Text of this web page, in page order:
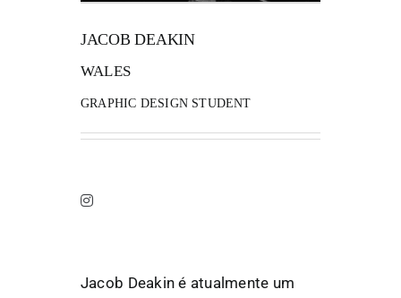
FANZINETECA.PTJACOB DEAKIN
WALES
GRAPHIC DESIGN STUDENT
Jacob Deakin é atualmente um